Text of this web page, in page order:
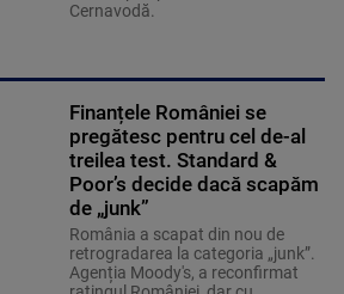
Cernavodă.
Finanțele României se
pregătesc pentru cel de-al
treilea test. Standard &
Poor’s decide dacă scapăm
de „junk”
România a scapat din nou de
retrogradarea la categoria „junk”.
Agenția Moody's, a reconfirmat